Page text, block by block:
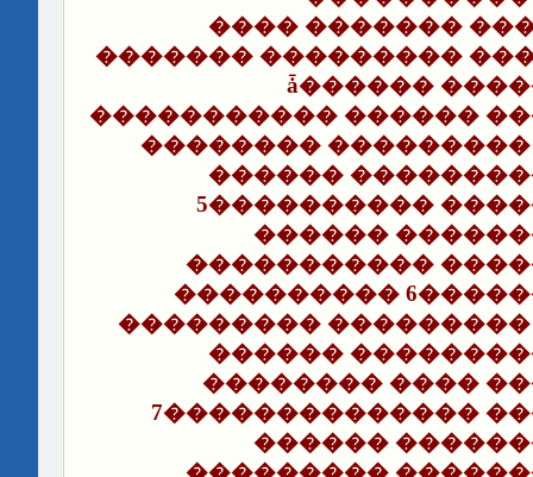
��������������
��������������
����� ���������� ������ǡ
����������� ������
��������
������
5����������
������
�����������
����������
���������
������
�������� ����
7��������������
������